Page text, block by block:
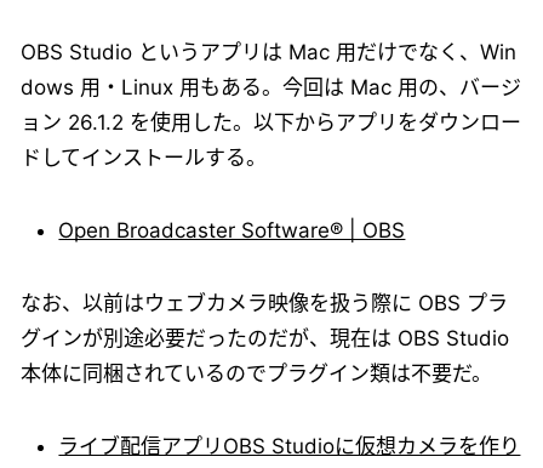
OBS Studio というアプリは Mac 用だけでなく、Win
dows 用・Linux 用もある。今回は Mac 用の、バージ
ョン 26.1.2 を使用した。以下からアプリをダウンロー
ドしてインストールする。
Open Broadcaster Software®️ | OBS
なお、以前はウェブカメラ映像を扱う際に OBS プラ
グインが別途必要だったのだが、現在は OBS Studio
本体に同梱されているのでプラグイン類は不要だ。
ライブ配信アプリOBS Studioに仮想カメラを作り